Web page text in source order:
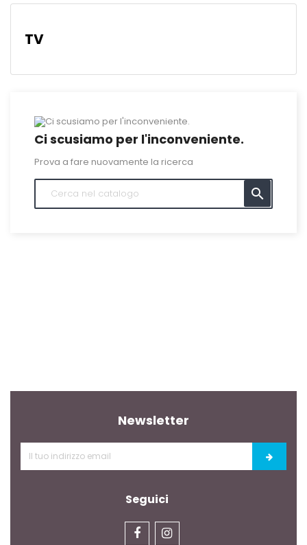
TV
Ci scusiamo per l'inconveniente.
Prova a fare nuovamente la ricerca

Newsletter
Seguici